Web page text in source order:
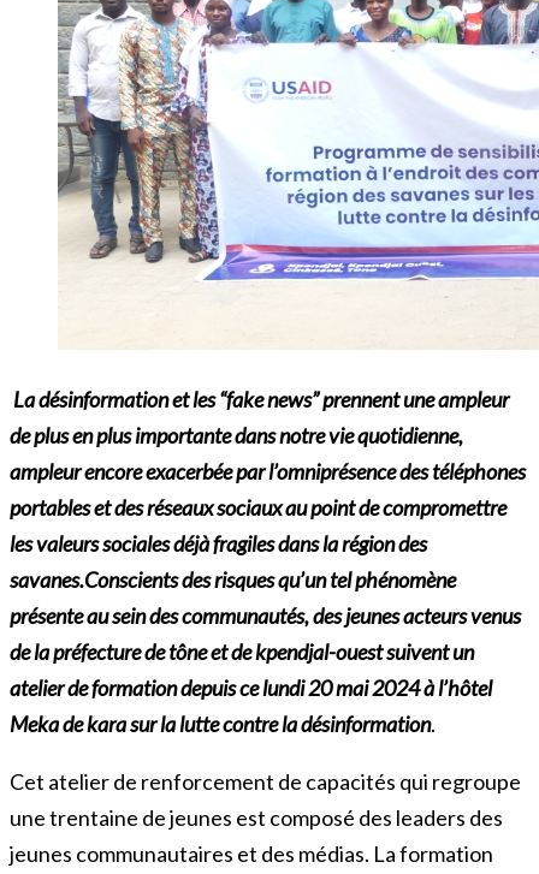
La désinformation et les “fake news” prennent une ampleur
de plus en plus importante dans notre vie quotidienne,
ampleur encore exacerbée par l’omniprésence des téléphones
portables et des réseaux sociaux au point de compromettre
les valeurs sociales déjà fragiles dans la région des
savanes.Conscients des risques qu’un tel phénomène
présente au sein des communautés, des jeunes acteurs venus
de la préfecture de tône et de kpendjal-ouest suivent un
atelier de formation depuis ce lundi 20 mai 2024 à l’hôtel
Meka de kara sur la lutte contre la désinformation.
Cet atelier de renforcement de capacités qui regroupe
une trentaine de jeunes est composé des leaders des
jeunes communautaires et des médias. La formation